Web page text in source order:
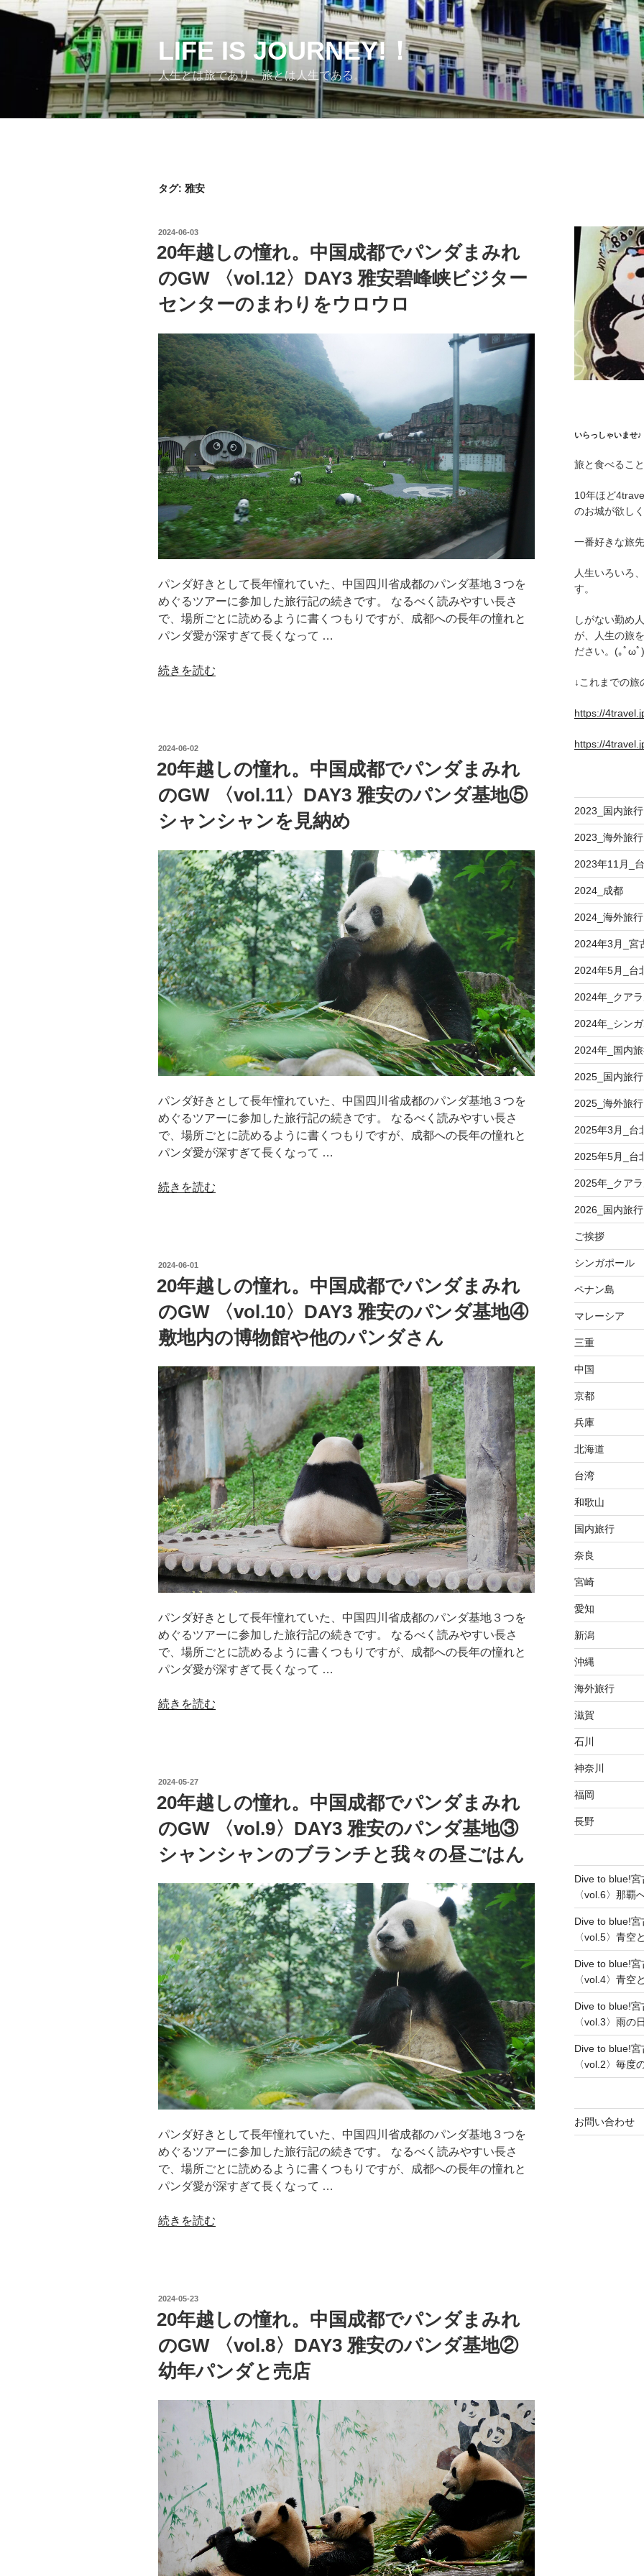
コ
LIFE IS JOURNEY!！
人生とは旅であり、旅とは人生である。
タグ: 雅安
投
日:
2024-06-03
20年越しの憧れ。中国成都でパンダまみれ
のGW 〈vol.12〉DAY3 雅安碧峰峡ビジター
センターのまわりをウロウロ
パンダ好きとして長年憧れていた、中国四川省成都のパンダ基地３つを
めぐるツアーに参加した旅行記の続きです。 なるべく読みやすい長さ
で、場所ごとに読めるように書くつもりですが、成都への長年の憧れと
パンダ愛が深すぎて長くなって …
“20
れ。
中
成
で
パ
ン
ダ
ま
み
れ
の
GW
〈vol.12〉
DAY3
雅
安
峰
峡
ビ
ジ
ー
ま
わ
を
ロ
ウ
ロ”
の
続きを読む
投
日:
2024-06-02
20年越しの憧れ。中国成都でパンダまみれ
のGW 〈vol.11〉DAY3 雅安のパンダ基地⑤
シャンシャンを見納め
パンダ好きとして長年憧れていた、中国四川省成都のパンダ基地３つを
めぐるツアーに参加した旅行記の続きです。 なるべく読みやすい長さ
で、場所ごとに読めるように書くつもりですが、成都への長年の憧れと
パンダ愛が深すぎて長くなって …
“20
れ。
中
成
で
パ
ン
ダ
ま
み
れ
の
GW
〈vol.11〉
DAY3
雅
安
パ
ン
ダ
基
⑤
ン
を
納
の
続きを読む
投
日:
2024-06-01
20年越しの憧れ。中国成都でパンダまみれ
のGW 〈vol.10〉DAY3 雅安のパンダ基地④
敷地内の博物館や他のパンダさん
パンダ好きとして長年憧れていた、中国四川省成都のパンダ基地３つを
めぐるツアーに参加した旅行記の続きです。 なるべく読みやすい長さ
で、場所ごとに読めるように書くつもりですが、成都への長年の憧れと
パンダ愛が深すぎて長くなって …
“20
れ。
中
成
で
パ
ン
ダ
ま
み
れ
の
GW
〈vol.10〉
DAY3
雅
安
パ
ン
ダ
基
④
物
館
や
他
ダ
さ
ん”
の
続きを読む
投
日:
2024-05-27
20年越しの憧れ。中国成都でパンダまみれ
のGW 〈vol.9〉DAY3 雅安のパンダ基地③
シャンシャンのブランチと我々の昼ごはん
パンダ好きとして長年憧れていた、中国四川省成都のパンダ基地３つを
めぐるツアーに参加した旅行記の続きです。 なるべく読みやすい長さ
で、場所ごとに読めるように書くつもりですが、成都への長年の憧れと
パンダ愛が深すぎて長くなって …
“20
れ。
中
成
パ
ン
ダ
ま
み
れ
の
GW
〈vol.9〉
続きを読む
投
日:
2024-05-23
20年越しの憧れ。中国成都でパンダまみれ
のGW 〈vol.8〉DAY3 雅安のパンダ基地②
幼年パンダと売店
いらっしゃいませ♪
旅と食べるこ
10年ほど
のお城が欲し
一番好きな旅
人生いろいろ
す。
しがない勤め
が、人生の旅
ださい。(｡ﾟωﾟ
↓これまでの旅
https://
https://
2023_国内旅行
2023_海外旅行
2023年11月_
2024_成都
2024_海外旅行
2024年3月_宮
2024年5月_台
2024年_クア
2024年_シン
2024年_国内
2025_国内旅行
2025_海外旅行
2025年3月_台
2025年5月_台
2025年_クア
2026_国内旅行
ご挨拶
シンガポール
ペナン島
マレーシア
三重
中国
京都
兵庫
北海道
台湾
和歌山
国内旅行
奈良
宮崎
愛知
新潟
沖縄
海外旅行
滋賀
石川
神奈川
福岡
長野
Dive to blue!
〈vol.6〉那覇
Dive to blue!
〈vol.5〉青空
Dive to blue!
〈vol.4〉青空
Dive to blue!
〈vol.3〉雨の
Dive to blue!
〈vol.2〉毎度
お問い合わせ